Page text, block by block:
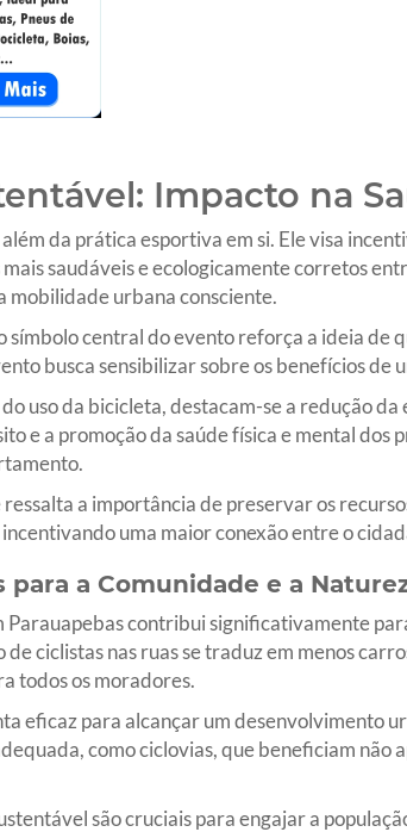
Impacto na
da prática esportiva em si. Ele visa
saudáveis e ecologicamente corretos
urbana consciente.
símbolo central do evento reforça a ideia de
busca sensibilizar sobre os benefícios de
uso da bicicleta, destacam-se a redução
e a promoção da saúde física e mental dos
a importância de preservar os
uma maior conexão entre o
a Comunidade e a
Parauapebas contribui significativamente
ciclistas nas ruas se traduz em menos
todos os moradores.
eficaz para alcançar um desenvolvimento
como ciclovias, que beneficiam não
são cruciais para engajar a